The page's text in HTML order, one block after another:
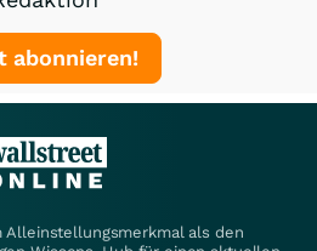
abonnieren!
Alleinstellungsmerkmal als den